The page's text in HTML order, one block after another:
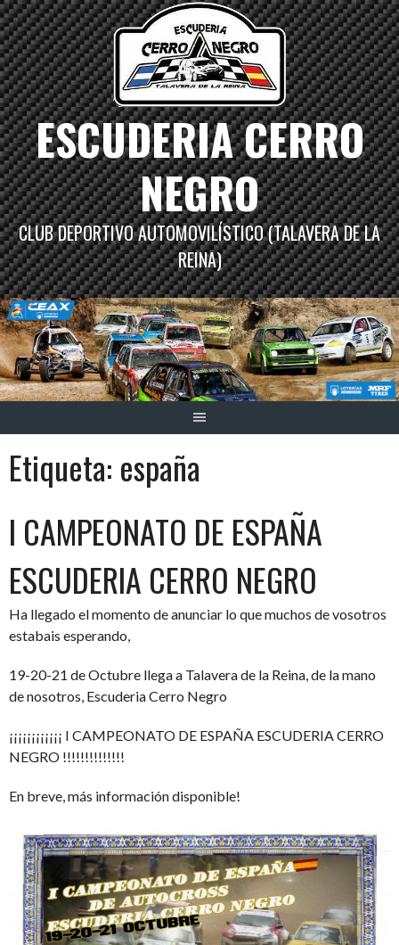
Saltar
al
contenido
ESCUDERIA CERRO
NEGRO
CLUB DEPORTIVO AUTOMOVILÍSTICO (TALAVERA DE LA
REINA)
Etiqueta: españa
I CAMPEONATO DE ESPAÑA
ESCUDERIA CERRO NEGRO
Ha llegado el momento de anunciar lo que muchos de vosotros
estabais esperando,
19-20-21 de Octubre llega a Talavera de la Reina, de la mano
de nosotros, Escuderia Cerro Negro
¡¡¡¡¡¡¡¡¡¡¡¡ I CAMPEONATO DE ESPAÑA ESCUDERIA CERRO
NEGRO !!!!!!!!!!!!!!
En breve, más información disponible!